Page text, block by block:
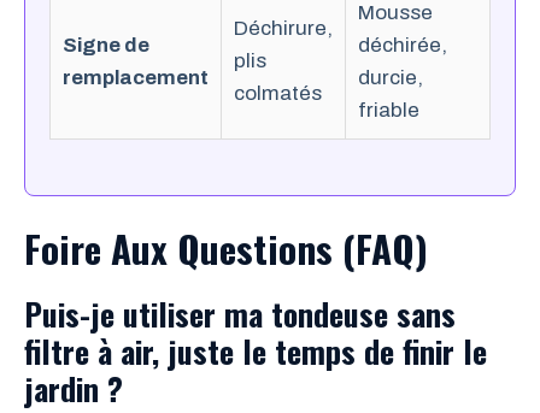
Signe de
remplacement
Déchirure,
plis
colmatés
Mousse
déchirée,
durcie,
friable
Foire Aux Questions (FAQ)
Puis-je utiliser ma tondeuse sans
filtre à air, juste le temps de finir le
jardin ?